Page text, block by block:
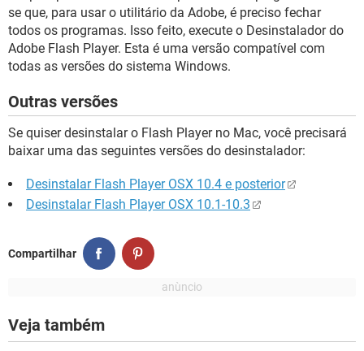
se que, para usar o utilitário da Adobe, é preciso fechar
todos os programas. Isso feito, execute o Desinstalador do
Adobe Flash Player. Esta é uma versão compatível com
todas as versões do sistema Windows.
Outras versões
Se quiser desinstalar o Flash Player no Mac, você precisará
baixar uma das seguintes versões do desinstalador:
Desinstalar Flash Player OSX 10.4 e posterior
Desinstalar Flash Player OSX 10.1-10.3
Compartilhar
Veja também